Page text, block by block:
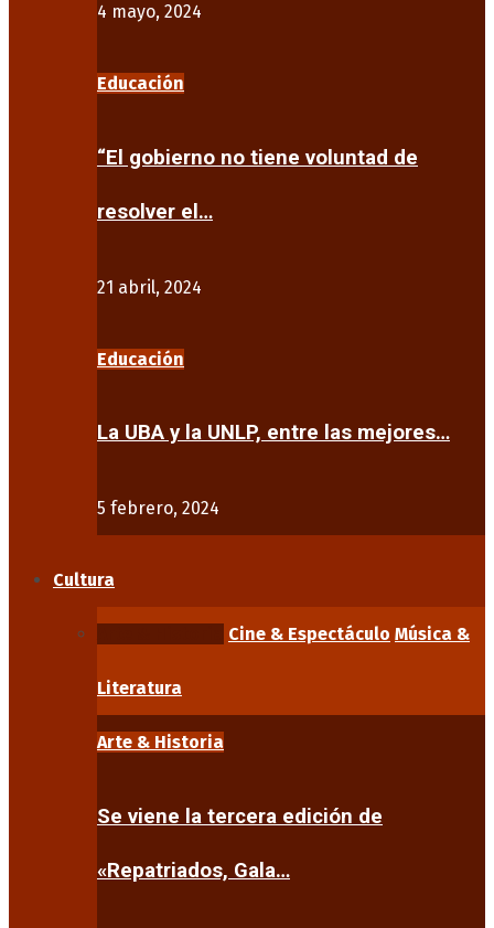
4 mayo, 2024
Educación
“El gobierno no tiene voluntad de
resolver el…
21 abril, 2024
Educación
La UBA y la UNLP, entre las mejores…
5 febrero, 2024
Cultura
Cine & Espectáculo Música &
Literatura
Arte & Historia
Se viene la tercera edición de
«Repatriados, Gala…